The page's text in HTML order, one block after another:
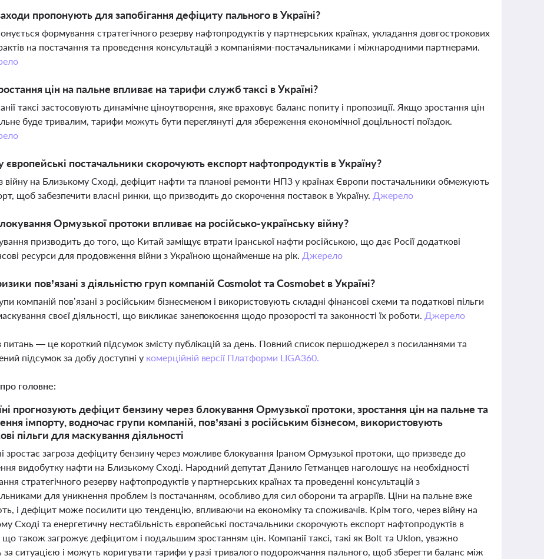
пропонують для запобігання дефіциту пального в Україні?
формування стратегічного резерву нафтопродуктів у партнерських країнах, укладання довгострокових
на постачання та проведення консультацій з компаніями-постачальниками і міжнародними партнерами.
цін на пальне впливає на тарифи служб таксі в Україні?
таксі застосовують динамічне ціноутворення, яке враховує баланс попиту і пропозиції. Якщо зростання цін
буде тривалим, тарифи можуть бути переглянуті для збереження економічної доцільності поїздок.
європейські постачальники скорочують експорт нафтопродуктів в Україну?
війну на Близькому Сході, дефіцит нафти та планові ремонти НПЗ у країнах Європи постачальники обмежують
щоб забезпечити власні ринки, що призводить до скорочення поставок в Україну. Джерело
Ормузької протоки впливає на російсько-українську війну?
призводить до того, що Китай заміщує втрати іранської нафти російською, що дає Росії додаткові
ресурси для продовження війни з Україною щонайменше на рік. Джерело
пов’язані з діяльністю груп компаній Cosmolot та Cosmobet в Україні?
компаній пов’язані з російським бізнесменом і використовують складні фінансові схеми та податкові пільги
своєї діяльності, що викликає занепокоєння щодо прозорості та законності їх роботи. Джерело
— це короткий підсумок змісту публікацій за день. Повний список першоджерел з посиланнями та
підсумок за добу доступні у комерційній версії Платформи LIGA360.
головне:
прогнозують дефіцит бензину через блокування Ормузької протоки, зростання цін на пальне та
імпорту, водночас групи компаній, пов’язані з російським бізнесом, використовують
пільги для маскування діяльності
зростає загроза дефіциту бензину через можливе блокування Іраном Ормузької протоки, що призведе до
видобутку нафти на Близькому Сході. Народний депутат Данило Гетманцев наголошує на необхідності
стратегічного резерву нафтопродуктів у партнерських країнах та проведенні консультацій з
для уникнення проблем із постачанням, особливо для сил оборони та аграріїв. Ціни на пальне вже
і дефіцит може посилити цю тенденцію, впливаючи на економіку та споживачів. Крім того, через війну на
Сході та енергетичну нестабільність європейські постачальники скорочують експорт нафтопродуктів в
що також загрожує дефіцитом і подальшим зростанням цін. Компанії таксі, такі як Bolt та Uklon, уважно
за ситуацією і можуть коригувати тарифи у разі тривалого подорожчання пального, щоб зберегти баланс між